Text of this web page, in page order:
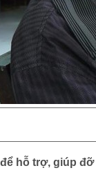
hỗ trợ, giúp